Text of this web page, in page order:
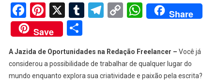
Facebook
Pinterest
X Tumblr
Telegram
CopyWhatsApp
Share
Save
Share
A Jazida de Oportunidades na Redação Freelancer – Você já
considerou a possibilidade de trabalhar de qualquer lugar do
mundo enquanto explora sua criatividade e paixão pela escrita?